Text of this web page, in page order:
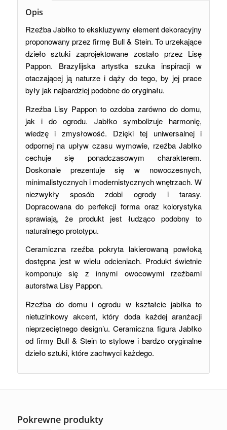
Opis
Rzeźba Jabłko to ekskluzywny element dekoracyjny
proponowany przez firmę Bull & Stein. To urzekające
dzieło sztuki zaprojektowane zostało przez Lisę
Pappon. Brazylijska artystka szuka inspiracji w
otaczającej ją naturze i dąży do tego, by jej prace
były jak najbardziej podobne do oryginału.
Rzeźba Lisy Pappon to ozdoba zarówno do domu,
jak i do ogrodu. Jabłko symbolizuje harmonię,
wiedzę i zmysłowość. Dzięki tej uniwersalnej i
odpornej na upływ czasu wymowie, rzeźba Jabłko
cechuje się ponadczasowym charakterem.
Doskonale prezentuje się w nowoczesnych,
minimalistycznych i modernistycznych wnętrzach. W
niezwykły sposób zdobi ogrody i tarasy.
Dopracowana do perfekcji forma oraz kolorystyka
sprawiają, że produkt jest łudząco podobny to
naturalnego prototypu.
Ceramiczna rzeźba pokryta lakierowaną powłoką
dostępna jest w wielu odcieniach. Produkt świetnie
komponuje się z innymi owocowymi rzeźbami
autorstwa Lisy Pappon.
Rzeźba do domu i ogrodu w kształcie jabłka to
nietuzinkowy akcent, który doda każdej aranżacji
nieprzeciętnego design’u. Ceramiczna figura Jabłko
od firmy Bull & Stein to stylowe i bardzo oryginalne
dzieło sztuki, które zachwyci każdego.
Pokrewne produkty